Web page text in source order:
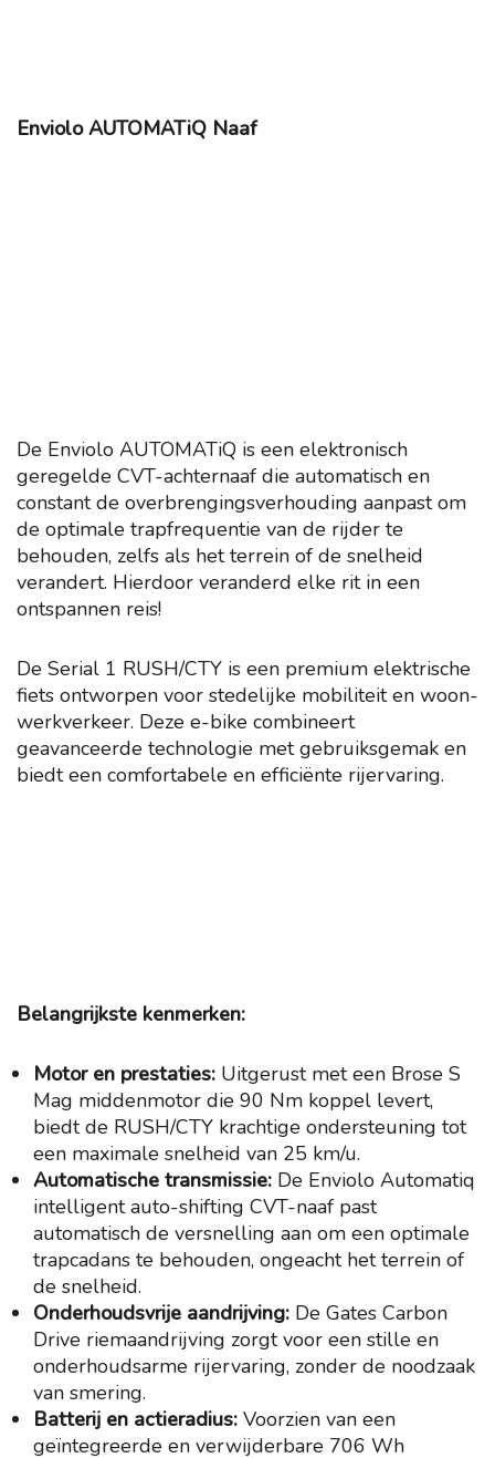
Enviolo AUTOMATiQ Naaf
De Enviolo AUTOMATiQ is een elektronisch
geregelde CVT-achternaaf die automatisch en
constant de overbrengingsverhouding aanpast om
de optimale trapfrequentie van de rijder te
behouden, zelfs als het terrein of de snelheid
verandert. Hierdoor veranderd elke rit in een
ontspannen reis!
De Serial 1 RUSH/CTY is een premium elektrische
fiets ontworpen voor stedelijke mobiliteit en woon-
werkverkeer. Deze e-bike combineert
geavanceerde technologie met gebruiksgemak en
biedt een comfortabele en efficiënte rijervaring.
Belangrijkste kenmerken:
Motor en prestaties: Uitgerust met een Brose S
Mag middenmotor die 90 Nm koppel levert,
biedt de RUSH/CTY krachtige ondersteuning tot
een maximale snelheid van 25 km/u.
Automatische transmissie: De Enviolo Automatiq
intelligent auto-shifting CVT-naaf past
automatisch de versnelling aan om een optimale
trapcadans te behouden, ongeacht het terrein of
de snelheid.
Onderhoudsvrije aandrijving: De Gates Carbon
Drive riemaandrijving zorgt voor een stille en
onderhoudsarme rijervaring, zonder de noodzaak
van smering.
Batterij en actieradius: Voorzien van een
geïntegreerde en verwijderbare 706 Wh